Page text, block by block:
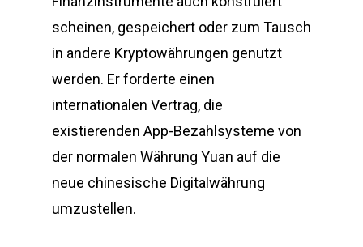
scheinen, gespeichert oder zum Tausch
in andere Kryptowährungen genutzt
werden. Er forderte einen
internationalen Vertrag, die
existierenden App-Bezahlsysteme von
der normalen Währung Yuan auf die
neue chinesische Digitalwährung
umzustellen.